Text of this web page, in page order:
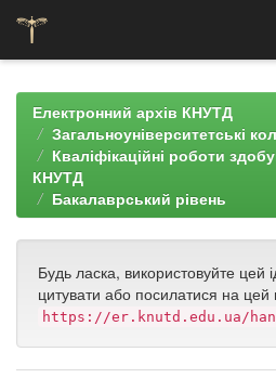
navigationЕлектронний архів КНУТД
Загальноуніверситетські
Кваліфікаційні роботи
КНУТД
Бакалаврський рівень
Будь ласка, використовуйте цей
цитувати або посилатися на цей
https://er.knutd.edu.ua/